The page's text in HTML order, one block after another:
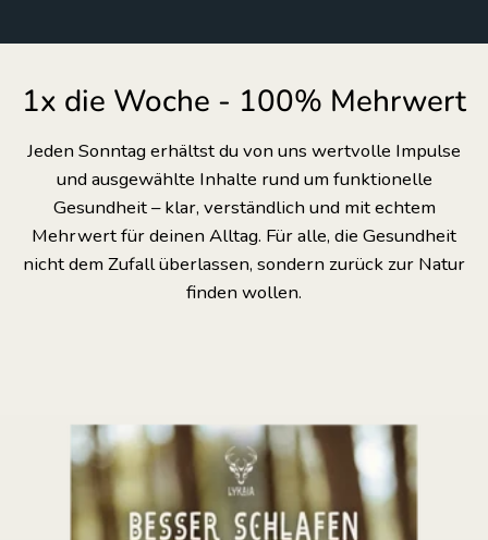
1x die Woche - 100% Mehrwert
Jeden Sonntag erhältst du von uns wertvolle Impulse
und ausgewählte Inhalte rund um funktionelle
Gesundheit – klar, verständlich und mit echtem
Mehrwert für deinen Alltag. Für alle, die Gesundheit
nicht dem Zufall überlassen, sondern zurück zur Natur
finden wollen.